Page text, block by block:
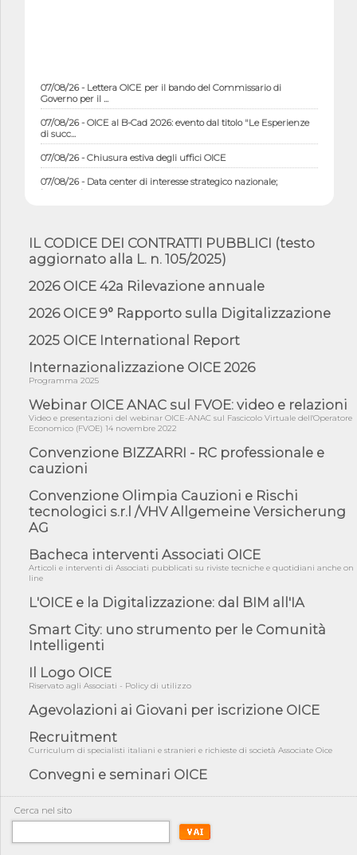
07/08/26 - Lettera OICE per il bando del Commissario di
Governo per il ...
07/08/26 - OICE al B-Cad 2026: evento dal titolo "Le Esperienze
di succ...
07/08/26 - Chiusura estiva degli uffici OICE
07/08/26 - Data center di interesse strategico nazionale;
interventi pe...
07/08/26 - Ponte sullo Stretto di Messina: deliberata la
sussistenza di...
07/08/26 - Tunnel Brennero, dal Cipess via libera al quinto lotto
costr...
06/08/26 - Istat, produzione industriale in calo dell'1% a giugno,
con ...
06/08/26 - DL PA approvato in Cdm: contributi per
riqualificazione sism...
06/08/26 - CdM: approvato il d.lgs. di adeguamento all’AI Act in
mate...
06/08/26 - DDL delegazione europea in Cdm per recepimento
norme UE in m...
05/08/26 - DL Infrastrutture e PNRR è legge: approvata oggi la
fiducia...
05/08/26 - Focus OICE sul DDL di riforma della responsabilità
05/08/26 - Anac: pubblicata la Relazione illustrativa al Bando tipo
2 s...
05/08/26 - SAVE THE DATE: Assemblea Pubblica Confindustria
Professioni ...
05/08/26 - Successo OICE per il bando della Città metropolitana
di Reg...
05/08/26 - Lettera OICE per il bando della Giunta Regionale della
Campa...
04/08/26 - DL PA: previste cancellazioni da elenchi professionisti
per ...
04/08/26 - International Sustainable Buildings Competition -
COP31, An...
04/08/26 - CdS, project financing: progetto di fattibilità da
impugnar...
04/08/26 - Rapporto Anac corruzione 2020-2026: procedimenti
penali per ...
04/08/26 - CdS: partecipazione alla gara non equivale ad
IL CODICE DEI CONTRATTI PUBBLICI (testo
aggiornato alla L. n. 105/2025)
2026 OICE 42a Rilevazione annuale
2026 OICE 9° Rapporto sulla Digitalizzazione
2025 OICE International Report
Internazionalizzazione OICE 2026
Programma 2025
Webinar OICE ANAC sul FVOE: video e relazioni
Video e presentazioni del webinar OICE-ANAC sul Fascicolo Virtuale dell'Operatore
Economico (FVOE) 14 novembre 2022
Convenzione BIZZARRI - RC professionale e
cauzioni
Convenzione Olimpia Cauzioni e Rischi
tecnologici s.r.l /VHV Allgemeine Versicherung
AG
Bacheca interventi Associati OICE
Articoli e interventi di Associati pubblicati su riviste tecniche e quotidiani anche on
line
L'OICE e la Digitalizzazione: dal BIM all'IA
Smart City: uno strumento per le Comunità
Intelligenti
Il Logo OICE
Riservato agli Associati - Policy di utilizzo
Agevolazioni ai Giovani per iscrizione OICE
Recruitment
Curriculum di specialisti italiani e stranieri e richieste di società Associate Oice
Convegni e seminari OICE
Cerca nel sito